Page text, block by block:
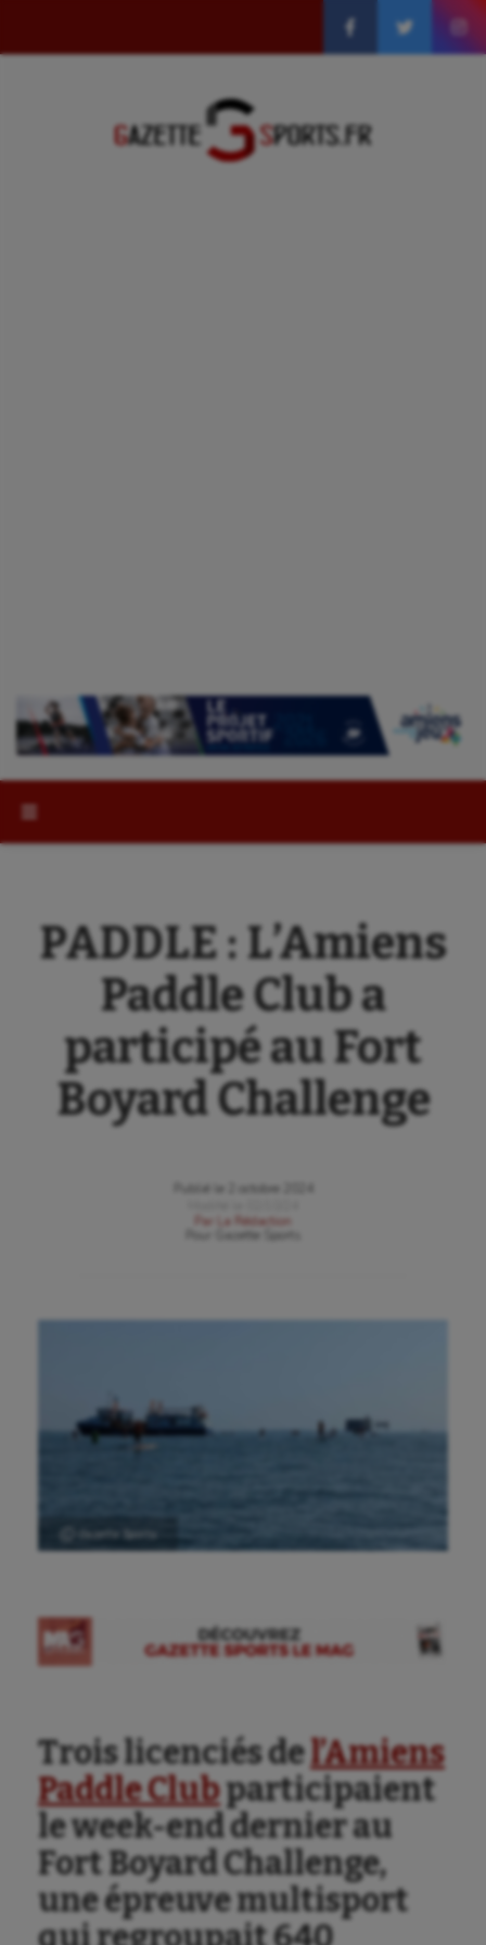
PADDLE : L’Amiens
Paddle Club a
participé au Fort
Boyard Challenge
Publié le
2 octobre 2024
Par
La Rédaction
Gazette Sports
Ⓒ Gazette Sports
Trois licenciés de l’Amiens
Paddle Clubparticipaient
le week-end dernier au
Fort Boyard Challenge,
une épreuve multisport
qui regroupait 640